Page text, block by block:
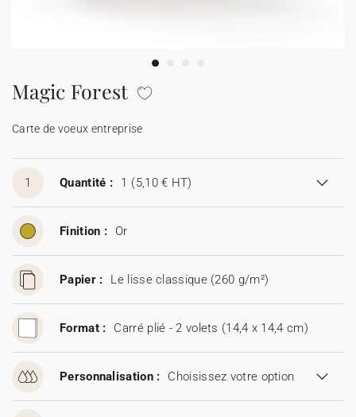
★ Demande d'échantillons
Menus
Présentoirs comptoir
Stickers
Magic Forest
Carte de voeux entreprise
1 Quantité : 1 (5,10 € HT)
Finition : Or
Papier : Le lisse classique (260 g/m²)
Format : Carré plié - 2 volets (14,4 x 14,4 cm)
Personnalisation : Choisissez votre option